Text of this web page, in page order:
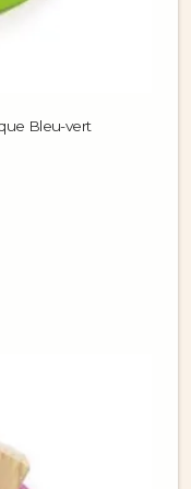
Bleu-vert